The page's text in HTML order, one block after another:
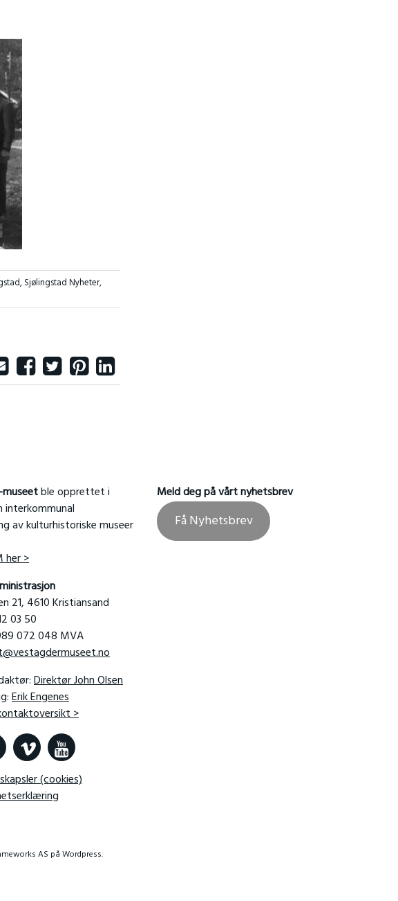
,Sjølingstad Nyheter,
ble opprettet i
interkommunal
av kulturhistoriske museer
her >
21, 4610 Kristiansand
03 50
072 048 MVA
Direktør John Olsen
Erik Engenes
>
(cookies)
Meld deg på vårt nyhetsbrev
Få Nyhetsbrev
AS på Wordpress.